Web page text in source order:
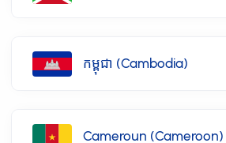
កម្ពុជា (Cambodia)
Cameroun (Cameroon)